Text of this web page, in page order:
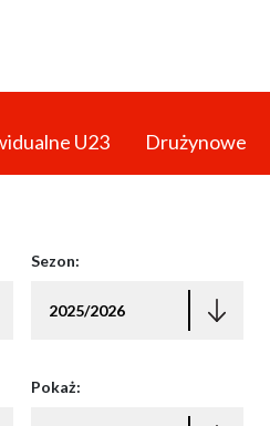
U23 Drużynowe
Sezon:
2025/2026
Pokaż: